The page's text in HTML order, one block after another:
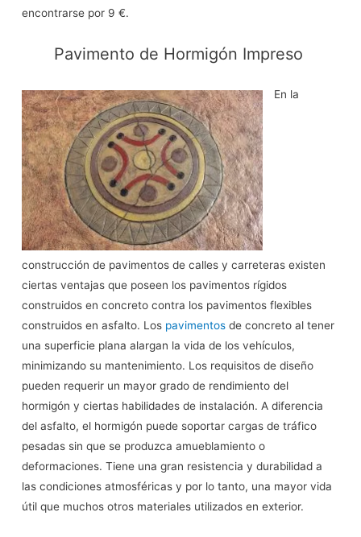
encontrarse por 9 €.
Pavimento de Hormigón Impreso
En la
construcción de pavimentos de calles y carreteras existen
ciertas ventajas que poseen los pavimentos rígidos
construidos en concreto contra los pavimentos flexibles
construidos en asfalto. Los pavimentos de concreto al tener
una superficie plana alargan la vida de los vehículos,
minimizando su mantenimiento. Los requisitos de diseño
pueden requerir un mayor grado de rendimiento del
hormigón y ciertas habilidades de instalación. A diferencia
del asfalto, el hormigón puede soportar cargas de tráfico
pesadas sin que se produzca amueblamiento o
deformaciones. Tiene una gran resistencia y durabilidad a
las condiciones atmosféricas y por lo tanto, una mayor vida
útil que muchos otros materiales utilizados en exterior.